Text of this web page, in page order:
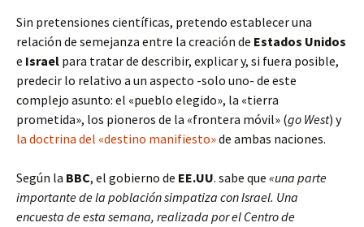
Sin pretensiones científicas, pretendo establecer una
relación de semejanza entre la creación de Estados Unidos
e Israel para tratar de describir, explicar y, si fuera posible,
predecir lo relativo a un aspecto -solo uno- de este
complejo asunto: el «pueblo elegido», la «tierra
prometida», los pioneros de la «frontera móvil» (go West) y
la doctrina del «destino manifiesto»de ambas naciones.
Según la BBC, el gobierno de EE.UU. sabe que «una parte
importante de la población simpatiza con Israel. Una
encuesta de esta semana, realizada por el Centro de